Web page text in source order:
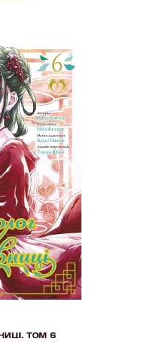
ТОМ 6